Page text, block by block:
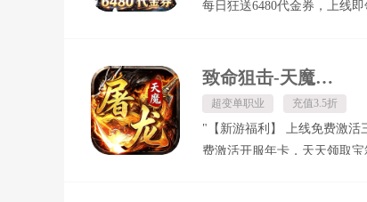
每日狂送6480代金券，上线
无压力！ 开箱即爆极品神装，
限
致命狙击-天魔屠龙福利版
超变单职业 充值3.5折
"【新游福利】 上线免费激活
费激活开服年卡，天天领取